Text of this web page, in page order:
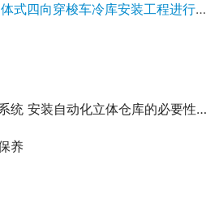
式四向穿梭车冷库安装工程进行中
安装自动化立体仓库的必要性（一）
养